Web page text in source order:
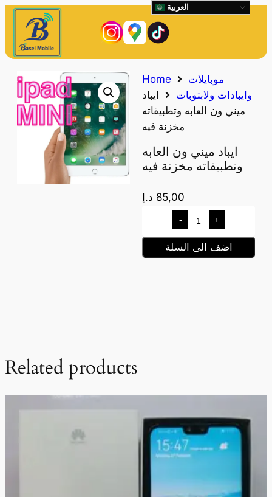
Home
موبايلات
وايبادات ولابتوبات
ايباد
ميني ون العابه وتطبيقاته
مخزنة فيه
ايباد ميني ون العابه
وتطبيقاته مخزنة فيه
85,00 د.إ
- +
اضف الى السلة
Related products
العربية